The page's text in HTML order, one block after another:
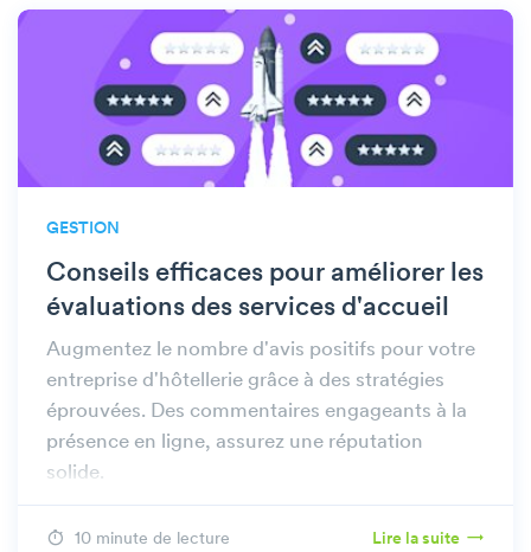
GESTION
Conseils efficaces pour améliorer les
évaluations des services d'accueil
Augmentez le nombre d'avis positifs pour votre
entreprise d'hôtellerie grâce à des stratégies
éprouvées. Des commentaires engageants à la
présence en ligne, assurez une réputation
solide.
10 minute de lecture Lire la suite